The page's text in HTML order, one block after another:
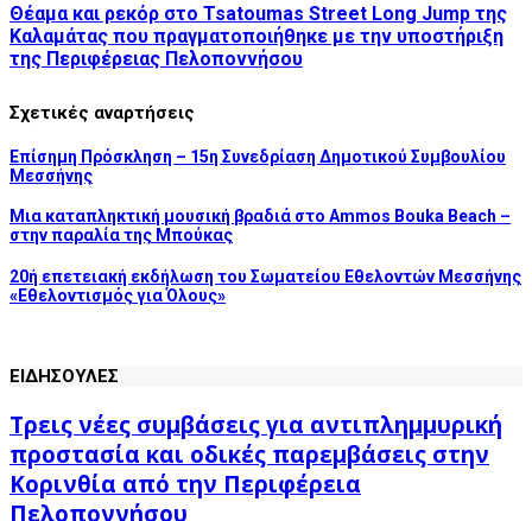
Θέαμα και ρεκόρ στο Tsatoumas Street Long Jump της
Καλαμάτας που πραγματοποιήθηκε με την υποστήριξη
της Περιφέρειας Πελοποννήσου
Σχετικές αναρτήσεις
Επίσημη Πρόσκληση – 15η Συνεδρίαση Δημοτικού Συμβουλίου
Μεσσήνης
Μια καταπληκτική μουσική βραδιά στο Ammos Bouka Beach –
στην παραλία της Μπούκας
20ή επετειακή εκδήλωση του Σωματείου Εθελοντών Μεσσήνης
«Εθελοντισμός για Όλους»
ΕΙΔΗΣΟΥΛΕΣ
Τρεις νέες συμβάσεις για αντιπλημμυρική
προστασία και οδικές παρεμβάσεις στην
Κορινθία από την Περιφέρεια
Πελοποννήσου